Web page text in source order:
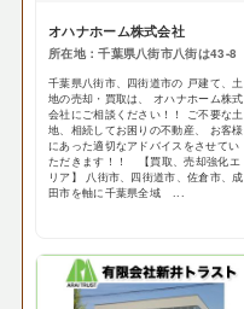
オハナホーム株式会社
所在地：千葉県八街市八街は43-8
千葉県八街市、四街道市の 戸建て、土
地の売却・買取は、 オハナホーム株式
会社にご相談ください！！ ご不要な土
地、相続してお困りの不動産、 お客様
にあった適切なアドバイスをさせてい
ただきます！！ 【買取、売却強化エ
リア】 八街市、四街道市、佐倉市、成
田市を軸に千葉県全域 ...